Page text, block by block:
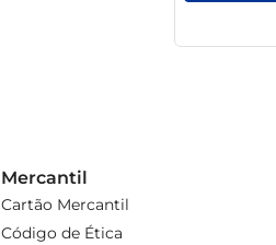
Mercantil
Cartão Mercantil
Código de Ética